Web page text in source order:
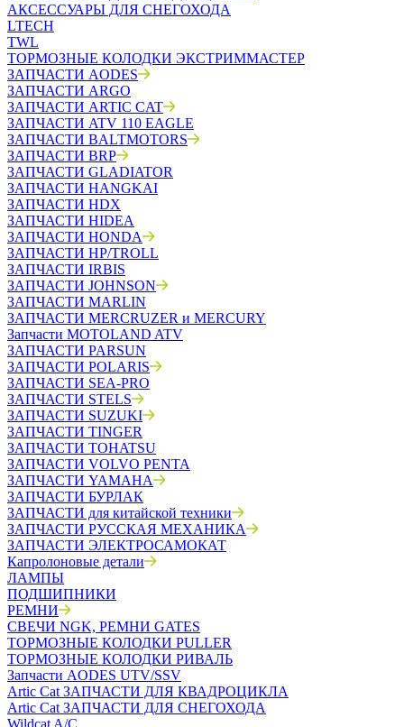
АКСЕССУАРЫ ДЛЯ СНЕГОХОДА
LTECH
TWL
ТОРМОЗНЫЕ КОЛОДКИ ЭКСТРИММАСТЕР
ЗАПЧАСТИ AODES
ЗАПЧАСТИ ARGO
ЗАПЧАСТИ ARTIC CAT
ЗАПЧАСТИ ATV 110 EAGLE
ЗАПЧАСТИ BALTMOTORS
ЗАПЧАСТИ BRP
ЗАПЧАСТИ GLADIATOR
ЗАПЧАСТИ HANGKAI
ЗАПЧАСТИ HDX
ЗАПЧАСТИ HIDEA
ЗАПЧАСТИ HONDA
ЗАПЧАСТИ HP/TROLL
ЗАПЧАСТИ IRBIS
ЗАПЧАСТИ JOHNSON
ЗАПЧАСТИ MARLIN
ЗАПЧАСТИ MERCRUZER и MERCURY
Запчасти MOTOLAND ATV
ЗАПЧАСТИ PARSUN
ЗАПЧАСТИ POLARIS
ЗАПЧАСТИ SEA-PRO
ЗАПЧАСТИ STELS
ЗАПЧАСТИ SUZUKI
ЗАПЧАСТИ TINGER
ЗАПЧАСТИ TOHATSU
ЗАПЧАСТИ VOLVO PENTA
ЗАПЧАСТИ YAMAHA
ЗАПЧАСТИ БУРЛАК
ЗАПЧАСТИ для китайской техники
ЗАПЧАСТИ РУССКАЯ МЕХАНИКА
ЗАПЧАСТИ ЭЛЕКТРОСАМОКАТ
Капролоновые детали
ЛАМПЫ
ПОДШИПНИКИ
РЕМНИ
СВЕЧИ NGK, РЕМНИ GATES
ТОРМОЗНЫЕ КОЛОДКИ PULLER
ТОРМОЗНЫЕ КОЛОДКИ РИВАЛЬ
Запчасти AODES UTV/SSV
Artic Cat ЗАПЧАСТИ ДЛЯ КВАДРОЦИКЛА
Artic Cat ЗАПЧАСТИ ДЛЯ СНЕГОХОДА
Wildcat A/C